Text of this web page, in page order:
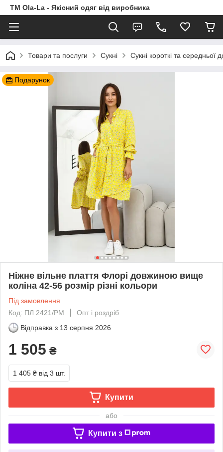
TM Ola-La - Якісний одяг від виробника
Товари та послуги Сукні Сукні короткі та середньої
Подарунок
Ніжне вільне плаття Флорі довжиною вище
коліна 42-56 розмір різні кольори
Під замовлення
Код: ПЛ 2421/РМ
Опт і роздріб
Відправка з 13 серпня 2026
1 505 ₴
1 405 ₴ від 3 шт.
Купити
або
Купити з